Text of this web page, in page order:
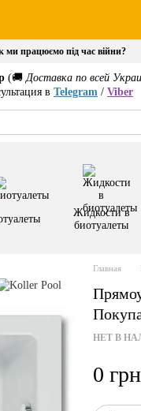
ми працюємо під час війни?
(🚚 Доставка по всей
в Telegram / Viber
Жидкости в
биотуалеты
Главная
НЕТ В
0 грн